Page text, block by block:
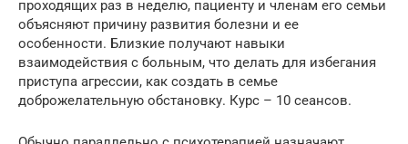
проходящих раз в неделю, пациенту и членам его семьи
объясняют причину развития болезни и ее
особенности. Близкие получают навыки
взаимодействия с больным, что делать для избегания
приступа агрессии, как создать в семье
доброжелательную обстановку. Курс – 10 сеансов.